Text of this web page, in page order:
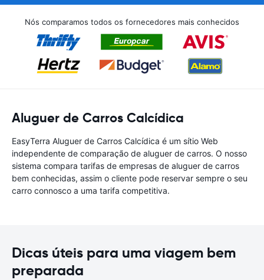
Nós comparamos todos os fornecedores mais conhecidos
Aluguer de Carros Calcídica
EasyTerra Aluguer de Carros Calcídica é um sítio Web
independente de comparação de aluguer de carros. O nosso
sistema compara tarifas de empresas de aluguer de carros
bem conhecidas, assim o cliente pode reservar sempre o seu
carro connosco a uma tarifa competitiva.
Dicas úteis para uma viagem bem
preparada